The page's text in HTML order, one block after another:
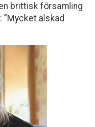
brittisk församling
”Mycket älskad